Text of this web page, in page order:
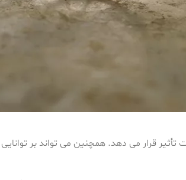
قرار می دهد. همچنین می تواند بر